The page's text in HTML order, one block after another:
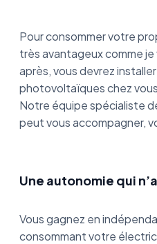
Pour consommer votre
très avantageux comme je
après, vous devrez
photovoltaïques chez
Notre équipe spécialiste
peut vous accompagner,
Une autonomie qui
Vous gagnez en
consommant votre